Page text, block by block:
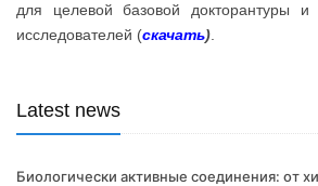
для целевой базовой докторантуры
исследователей (скачать)
Latest news
Биологически активные соединения: от